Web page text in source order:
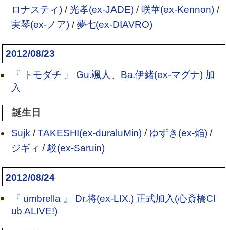
ロナスティ)/光孝(ex-JADE)/咲華(ex-Kennon)/
実琴(ex-ノア)/夢七(ex-DIAVRO)
2012/08/23
『 トモダチ 』 Gu.颯人、Ba.伊緒(ex-マグナ) 加
入
誕生日
Sujk /TAKESHI(ex-duraluMin)/ ゆずき(ex-焔)/
ジギィ /駁(ex-Saruin)
2012/08/24
『 umbrella 』 Dr.将(ex-LIX.) 正式加入(心斎橋Cl
ub ALIVE!)